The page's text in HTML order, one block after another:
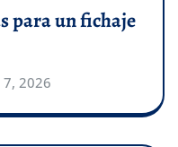
para un fichaje
7, 2026